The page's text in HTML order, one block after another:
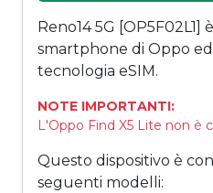
Reno14 5G [OP5F02L1]
smartphone di Oppo
tecnologia eSIM.
NOTE IMPORTANTI:
L'Oppo Find X5 Lite non è
Questo dispositivo è
seguenti modelli: